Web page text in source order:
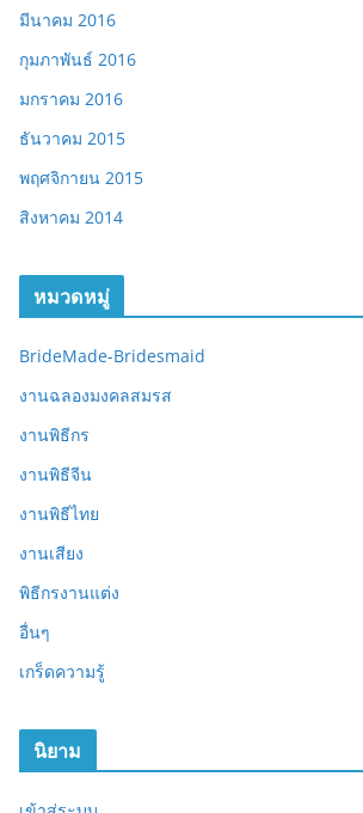
มีนาคม 2016
กุมภาพันธ์ 2016
มกราคม 2016
ธันวาคม 2015
พฤศจิกายน 2015
สิงหาคม 2014
หมวดหมู่
BrideMade-Bridesmaid
งานฉลองมงคลสมรส
งานพิธีกร
งานพิธีจีน
งานพิธีไทย
งานเสียง
พิธีกรงานแต่ง
อื่นๆ
เกร็ดความรู้
นิยาม